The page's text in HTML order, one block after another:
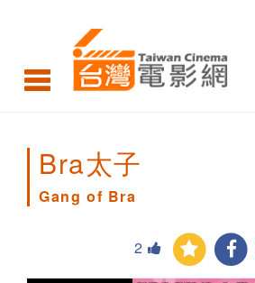
Bra
Bra太子
Gang of Bra
2